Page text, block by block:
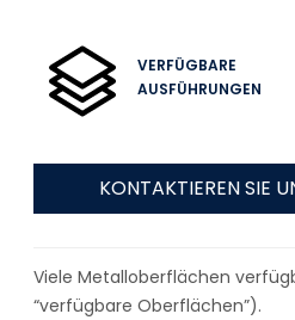
VERFÜGBARE
AUSFÜHRUNGEN
KONTAKTIEREN SIE
Viele Metalloberflächen
“verfügbare Oberflächen”).